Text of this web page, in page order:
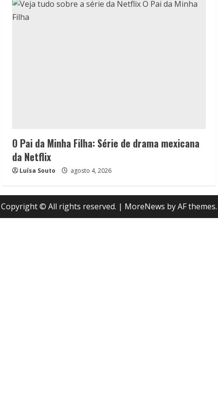
O Pai da Minha Filha: Série de drama mexicana
da Netflix
Luísa Souto agosto 4, 2026
Copyright © All rights reserved. | MoreNews by AF themes.